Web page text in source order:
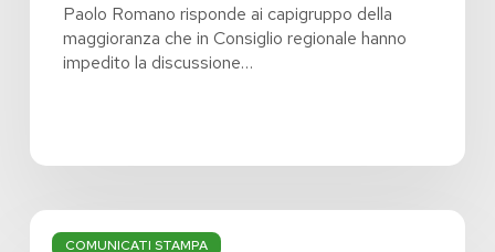
Paolo Romano risponde ai capigruppo della
maggioranza che in Consiglio regionale hanno
impedito la discussione…
COMUNICATI STAMPA
Bilancio:
troppi